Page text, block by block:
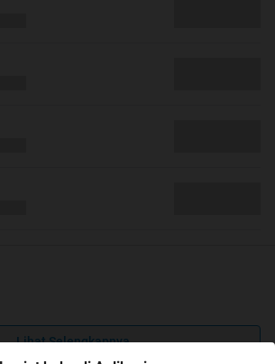
Lihat Selengkapnya